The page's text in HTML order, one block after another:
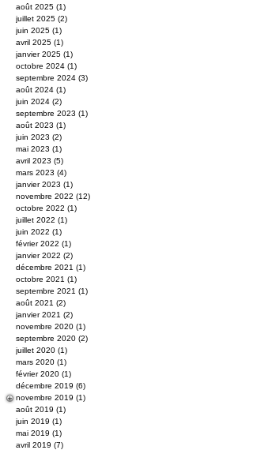
août 2025 (1)
juillet 2025 (2)
juin 2025 (1)
avril 2025 (1)
janvier 2025 (1)
octobre 2024 (1)
septembre 2024 (3)
août 2024 (1)
juin 2024 (2)
septembre 2023 (1)
août 2023 (1)
juin 2023 (2)
mai 2023 (1)
avril 2023 (5)
mars 2023 (4)
janvier 2023 (1)
novembre 2022 (12)
octobre 2022 (1)
juillet 2022 (1)
juin 2022 (1)
février 2022 (1)
janvier 2022 (2)
décembre 2021 (1)
octobre 2021 (1)
septembre 2021 (1)
août 2021 (2)
janvier 2021 (2)
novembre 2020 (1)
septembre 2020 (2)
juillet 2020 (1)
mars 2020 (1)
février 2020 (1)
décembre 2019 (6)
novembre 2019 (1)
août 2019 (1)
juin 2019 (1)
mai 2019 (1)
avril 2019 (7)